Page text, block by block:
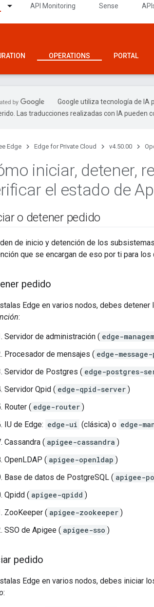
API Monitoring Sense
OPERATIONS PORTAL
Google utiliza tecnología de IA
Las traducciones realizadas con IA pueden
Edge Edge for Private Cloud v4.50.00
iniciar, detener,
el estado de
o detener pedido
de inicio y detención de los
que se encargan de eso por ti para
pedido
Edge en varios nodos, debes
:
Servidor de administración ( edge-
Procesador de mensajes ( edge-
Servidor de Postgres ( edge-postgres-
Servidor Qpid ( edge-qpid-server )
Router ( edge-router )
IU de Edge: edge-ui (clásica) o edge-
Cassandra ( apigee-cassandra )
OpenLDAP ( apigee-openldap )
Base de datos de PostgreSQL ( apigee-
Qpidd ( apigee-qpidd )
ZooKeeper ( apigee-zookeeper )
SSO de Apigee ( apigee-sso )
pedido
Edge en varios nodos, debes iniciar
: